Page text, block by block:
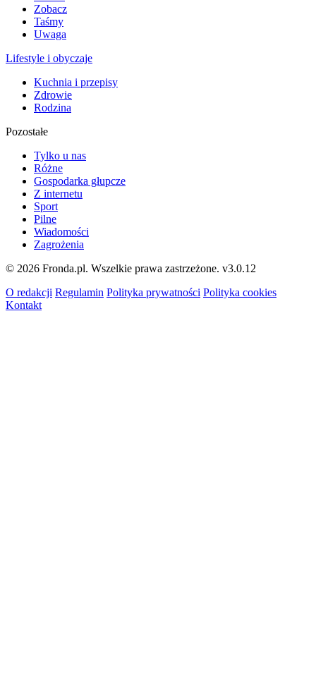
Zobacz
Taśmy
Uwaga
Lifestyle i obyczaje
Kuchnia i przepisy
Zdrowie
Rodzina
Pozostałe
Tylko u nas
Różne
Gospodarka głupcze
Z internetu
Sport
Pilne
Wiadomości
Zagrożenia
© 2026 Fronda.pl. Wszelkie prawa zastrzeżone. v3.0.12
O redakcji Regulamin Polityka prywatności Polityka cookies
Kontakt